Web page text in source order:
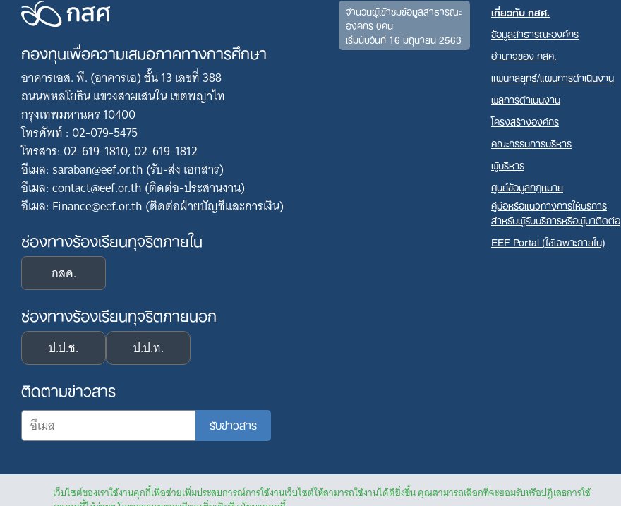
เว็บไซต์ของเราใช้งานคุกกี้เพื่อช่วยเพิ่มประสบการณ์การใช้งานเว็บไซต์ให้สามารถใช้งานได้ดียิ่งขึ้น คุณสามารถเลือกที่จะยอมรับหรือปฏิเสธการใช้
กองทุนเพื่อความเสมอภาคทางการศึกษา
อาคารเอส. พี. (อาคารเอ) ชั้น 13 เลขที่ 388
ถนนพหลโยธิน แขวงสามเสนใน เขตพญาไท
กรุงเทพมหานคร 10400
โทรศัพท์ : 02-079-5475
โทรสาร: 02-619-1810, 02-619-1812
อีเมล: saraban@eef.or.th (รับ-ส่ง เอกสาร)
อีเมล: contact@eef.or.th (ติดต่อ-ประสานงาน)
อีเมล: Finance@eef.or.th (ติดต่อฝ่ายบัญชีและการเงิน)
ช่องทางร้องเรียนทุจริตภายใน
กสศ.
ช่องทางร้องเรียนทุจริตภายนอก
ป.ป.ช. ป.ป.ท.
ติดตามข่าวสาร
จำนวนผู้เข้าชมข้อมูลสาธารณะ
องค์กร 0คน
เริ่มนับวันที่ 16 มิถุนายน 2563
เกี่ยวกับ กสศ.
ข้อมูลสาธารณะองค์กร
อำนาจของ กสศ.
แผนกลยุทธ์/แผนการดำเนินงาน
ผลการดำเนินงาน
โครงสร้างองค์กร
คณะกรรมการบริหาร
ผู้บริหาร
ศูนย์ข้อมูลกฎหมาย
คู่มือหรือแนวทางการให้บริการ
สำหรับผู้รับบริการหรือผู้มาติดต่อ
EEF Portal (ใช้เฉพาะภายใน)